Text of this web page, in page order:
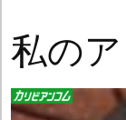
私の